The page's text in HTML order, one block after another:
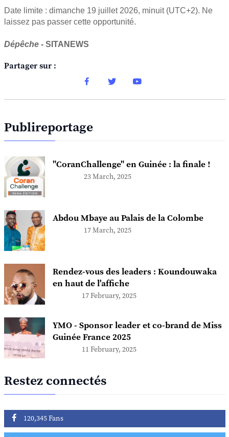
Date limite : dimanche 19 juillet 2026, minuit (UTC+2). Ne
laissez pas passer cette opportunité.
Dépêche- SITANEWS
Partager sur :
Publireportage
"CoranChallenge" en Guinée : la finale !
23 March, 2025
Abdou Mbaye au Palais de la Colombe
17 March, 2025
Rendez-vous des leaders : Koundouwaka
en haut de l'affiche
17 February, 2025
YMO - Sponsor leader et co-brand de Miss
Guinée France 2025
11 February, 2025
Restez connectés
120,345 Fans